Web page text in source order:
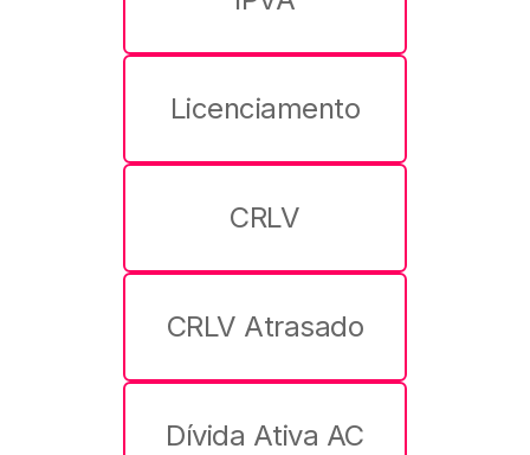
Licenciamento
CRLV
CRLV Atrasado
Dívida Ativa AC